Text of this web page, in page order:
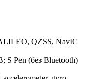
QZSS, NavIC
S Pen (без Bluetooth)